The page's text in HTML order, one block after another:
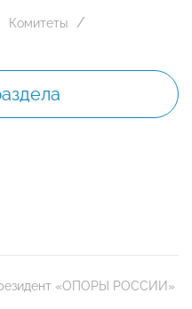
Комитеты
«ОПОРЫ РОССИИ»